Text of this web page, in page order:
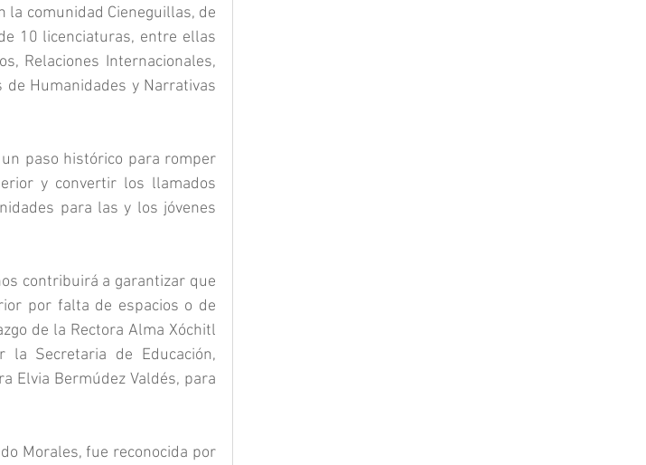
comunidad Cieneguillas, de
10 licenciaturas, entre ellas
Relaciones Internacionales,
de Humanidades y Narrativas
paso histórico para romper
y convertir los llamados
para las y los jóvenes
contribuirá a garantizar que
por falta de espacios o de
de la Rectora Alma Xóchitl
Secretaria de Educación,
Elvia Bermúdez Valdés, para
Morales, fue reconocida por